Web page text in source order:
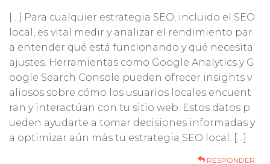
[…] Para cualquier estrategia SEO, incluido el SEO
local, es vital medir y analizar el rendimiento par
a entender qué está funcionando y qué necesita
ajustes. Herramientas como Google Analytics y G
oogle Search Console pueden ofrecer insights v
aliosos sobre cómo los usuarios locales encuent
ran y interactúan con tu sitio web. Estos datos p
ueden ayudarte a tomar decisiones informadas y
a optimizar aún más tu estrategia SEO local. […]
RESPONDER